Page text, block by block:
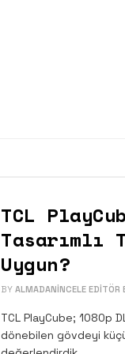
TCL
Uygun?
BY ALMADANINCELE EDITÖR
TCL PlayCube; 1080p
dönebilen gövdeyi